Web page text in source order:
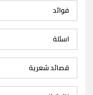
فوائد
اسئلة
قصائد شعرية